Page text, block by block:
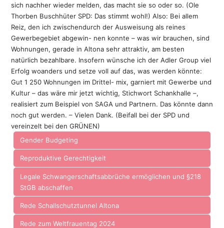
sich nachher wieder melden, das macht sie so oder so. (Ole
Thorben Buschhüter SPD: Das stimmt wohl!) Also: Bei allem
Reiz, den ich zwischendurch der Ausweisung als reines
Gewerbegebiet abgewin- nen konnte – was wir brauchen, sind
Wohnungen, gerade in Altona sehr attraktiv, am besten
natürlich bezahlbare. Insofern wünsche ich der Adler Group viel
Erfolg woanders und setze voll auf das, was werden könnte:
Gut 1 250 Wohnungen im Drittel- mix, garniert mit Gewerbe und
Kultur – das wäre mir jetzt wichtig, Stichwort Schankhalle –,
realisiert zum Beispiel von SAGA und Partnern. Das könnte dann
noch gut werden. – Vielen Dank. (Beifall bei der SPD und
vereinzelt bei den GRÜNEN)
Gender Budgeting
Reproduktive Gerechtigkeit
Legale Schwangerschaftsabbrüche ermöglichen und §218
StGB abschaffen
Rede Schallschutztunnel Altona
Rede zum Weltfrauentag 2024